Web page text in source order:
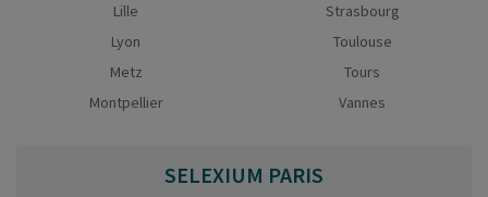
Lille
Lyon
Metz
Montpellier
Strasbourg
Toulouse
Tours
Vannes
SELEXIUM PARIS